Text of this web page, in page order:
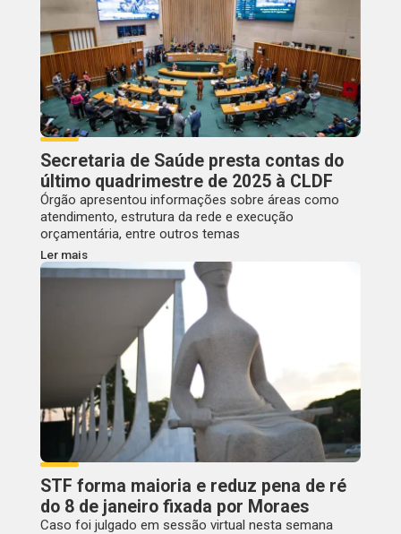
Secretaria de Saúde presta contas do
último quadrimestre de 2025 à CLDF
Órgão apresentou informações sobre áreas como
atendimento, estrutura da rede e execução
orçamentária, entre outros temas
Ler mais
STF forma maioria e reduz pena de ré
do 8 de janeiro fixada por Moraes
Caso foi julgado em sessão virtual nesta semana